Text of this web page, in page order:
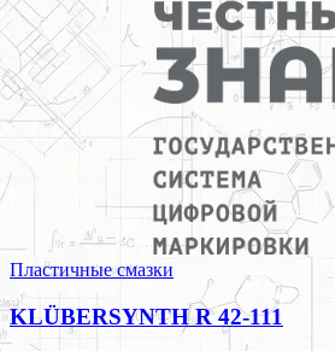
Пластичные смазки
KLÜBERSYNTH R 42-111